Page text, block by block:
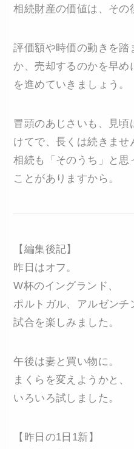
相続財産の価値は、その
評価額や時価の動きを
か、売却するのかを早め
を進めていきましょう。
冒頭のあじさいも、見
けてで、長くは続きませ
相続も「そのうち」と思
ことがありますから。
【編集後記】
昨日はオフ。
W杯のイングランド、
ポルトガル、アルゼンチ
試合を楽しみました。
午後は妻と買い物に。
まくらを変えようかと、
いろいろ試しました。
【昨日の1日1新】